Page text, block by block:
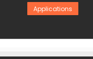
Applications